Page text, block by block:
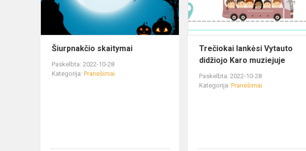
Šiurpnakčio skaitymai
Paskelbta: 2022-10-28
Kategorija: Pranešimai
Trečiokai lankėsi Vytauto
didžiojo Karo muziejuje
Paskelbta: 2022-10-28
Kategorija:Pranešimai